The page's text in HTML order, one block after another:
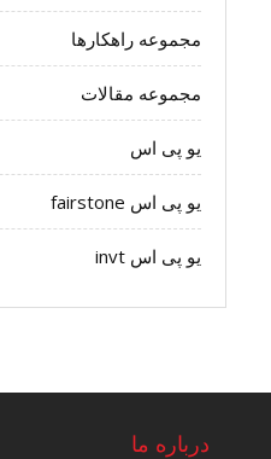
مجموعه راهکارها
مجموعه مقالات
یو پی اس
یو پی اس fairstone
یو پی اس invt
درباره ما